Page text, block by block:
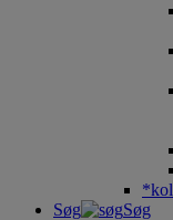
Søg
Søg